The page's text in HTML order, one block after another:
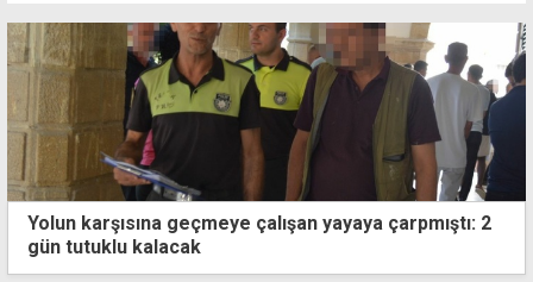
Yolun karşısına geçmeye çalışan yayaya çarpmıştı: 2
gün tutuklu kalacak